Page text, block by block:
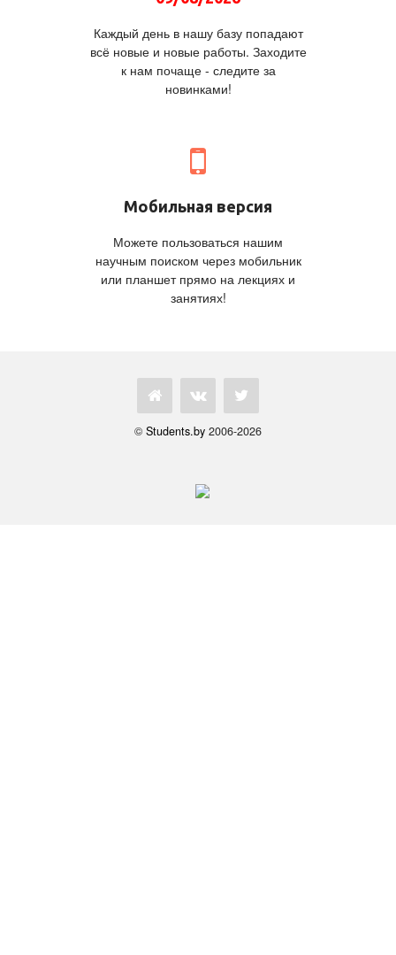
Каждый день в нашу базу попадают
всё новые и новые работы. Заходите
к нам почаще - следите за
новинками!
Мобильная версия
Можете пользоваться нашим
научным поиском через мобильник
или планшет прямо на лекциях и
занятиях!
© Students.by 2006-2026